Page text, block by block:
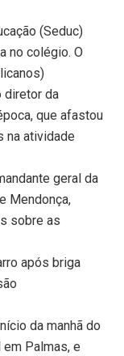
(Seduc)
no colégio. O
diretor da
que afastou
na atividade
geral da
Mendonça,
sobre as
após briga
da manhã do
Palmas, e